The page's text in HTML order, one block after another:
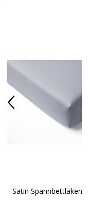
Satin Spannbettlaken